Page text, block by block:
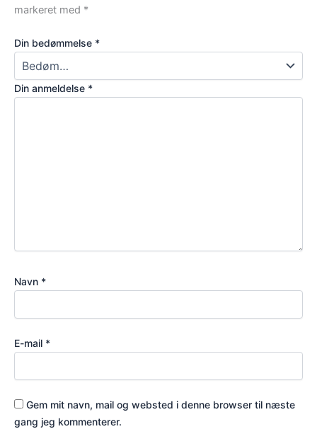
markeret med *
Din bedømmelse *
Din anmeldelse *
Navn *
E-mail *
Gem mit navn, mail og websted i denne browser til næste
gang jeg kommenterer.